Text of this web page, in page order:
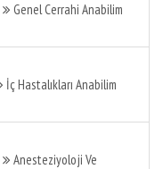
Genel Cerrahi Anabilim
İç Hastalıkları Anabilim
Anesteziyoloji Ve